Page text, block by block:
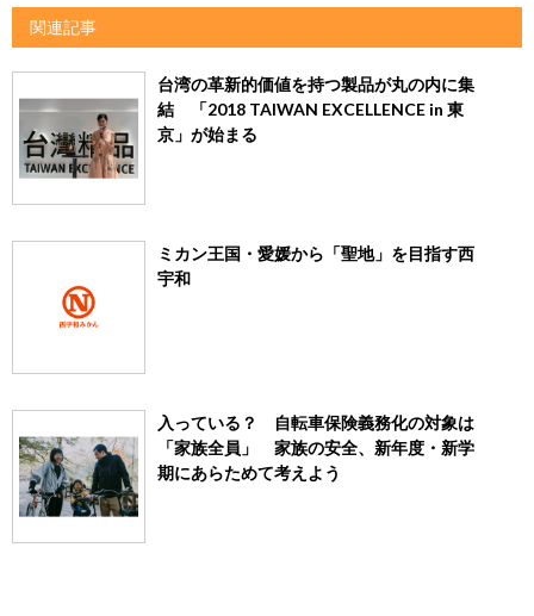
関連記事
台湾の革新的価値を持つ製品が丸の内に集
結 「2018 TAIWAN EXCELLENCE in 東
京」が始まる
ミカン王国・愛媛から「聖地」を目指す西
宇和
入っている？ 自転車保険義務化の対象は
「家族全員」 家族の安全、新年度・新学
期にあらためて考えよう